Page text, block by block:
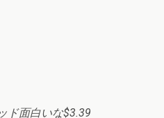
ド面白いな$3.39